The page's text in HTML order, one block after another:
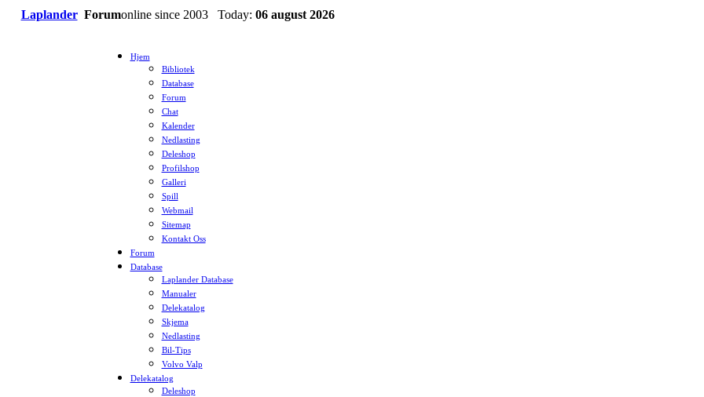
Laplander Forumonline since 2003 Today: 06 august 2026
Hjem
Bibliotek
Database
Forum
Chat
Kalender
Nedlasting
Deleshop
Profilshop
Galleri
Spill
Webmail
Sitemap
Kontakt Oss
Forum
Database
Laplander Database
Manualer
Delekatalog
Skjema
Nedlasting
Bil-Tips
Volvo Valp
Delekatalog
Deleshop